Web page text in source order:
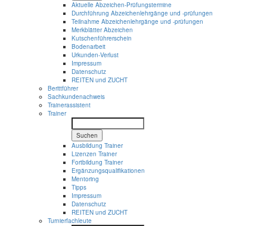
Aktuelle Abzeichen-Prüfungstermine
Durchführung Abzeichenlehrgänge und -prüfungen
Teilnahme Abzeichenlehrgänge und -prüfungen
Merkblätter Abzeichen
Kutschenführerschein
Bodenarbeit
Urkunden-Verlust
Impressum
Datenschutz
REITEN und ZUCHT
Berittführer
Sachkundenachweis
Trainerassistent
Trainer
Suchen
Ausbildung Trainer
Lizenzen Trainer
Fortbildung Trainer
Ergänzungsqualifikationen
Mentoring
Tipps
Impressum
Datenschutz
REITEN und ZUCHT
Turnierfachleute